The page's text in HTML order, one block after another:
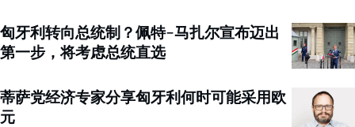
匈牙利转向总统制？佩特-马扎尔宣布迈出
第一步，将考虑总统直选
蒂萨党经济专家分享匈牙利何时可能采用欧
元